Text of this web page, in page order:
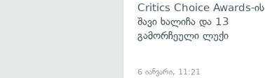
Critics Choice Awards-ის
შავი ხალიჩა და 13
გამორჩეული ლუქი
6 იანვარი, 11:21